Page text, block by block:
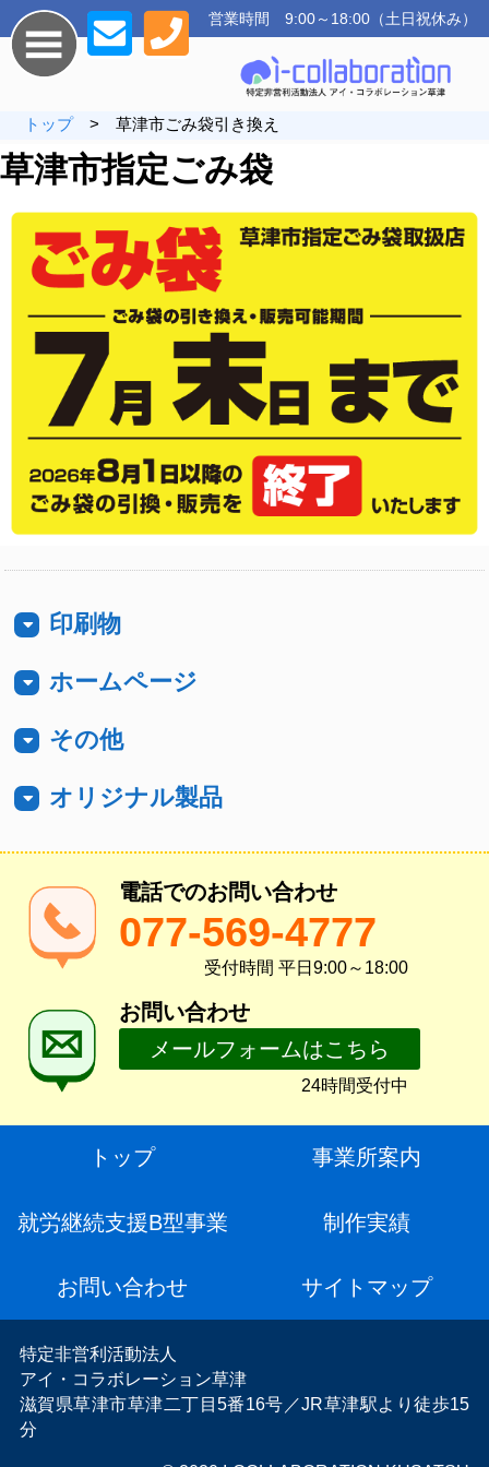
営業時間 9:00～18:00（土日祝休み）
トップ> 草津市ごみ袋引き換え
草津市指定ごみ袋
電話でのお問い合わせ
077-569-4777
受付時間 平日9:00～18:00
お問い合わせ
メールフォームはこちら
24時間受付中
印刷物
名刺
チラシ・ポスター
冊子印刷・製本印刷
クリアファイル
Tシャツ
その他
ホームページ
ホームページ
ブログ
ショッピングサイト
独自CMS
スマホ・タブレット対応
その他
パソコン教室
似顔絵制作
缶バッジ
オリジナル製品
トップ 事業所案内
就労継続支援B型事業 制作実績
お問い合わせ サイトマップ
特定非営利活動法人
アイ・コラボレーション草津
滋賀県草津市草津二丁目5番16号／JR草津駅より徒歩15
分